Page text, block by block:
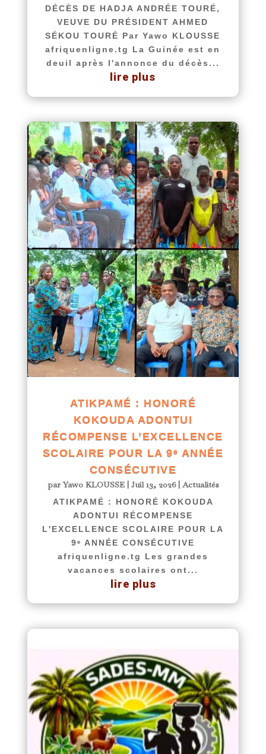
DÉCÈS DE HADJA ANDRÉE TOURÉ,
VEUVE DU PRÉSIDENT AHMED
SÉKOU TOURÉ Par Yawo KLOUSSE
afriquenligne.tg La Guinée est en
deuil après l'annonce du décès...
lire plus
ATIKPAMÉ : HONORÉ
KOKOUDA ADONTUI
RÉCOMPENSE L’EXCELLENCE
SCOLAIRE POUR LA 9ᵉ ANNÉE
CONSÉCUTIVE
parYawo KLOUSSE| Juil 13, 2026|Actualités
ATIKPAMÉ : HONORÉ KOKOUDA
ADONTUI RÉCOMPENSE
L'EXCELLENCE SCOLAIRE POUR LA
9ᵉ ANNÉE CONSÉCUTIVE
afriquenligne.tg Les grandes
vacances scolaires ont...
lire plus